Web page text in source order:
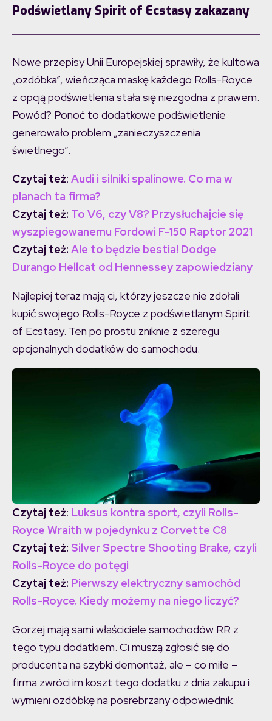
Podświetlany Spirit of Ecstasy zakazany
Nowe przepisy Unii Europejskiej sprawiły, że kultowa
„ozdóbka”, wieńcząca maskę każdego Rolls-Royce
z opcją podświetlenia stała się niezgodna z prawem.
Powód? Ponoć to dodatkowe podświetlenie
generowało problem „zanieczyszczenia
świetlnego”.
Czytaj też: Audi i silniki spalinowe. Co ma w
planach ta firma?
Czytaj też: To V6, czy V8? Przysłuchajcie się
wyszpiegowanemu Fordowi F-150 Raptor 2021
Czytaj też: Ale to będzie bestia! Dodge
Durango Hellcat od Hennessey zapowiedziany
Najlepiej teraz mają ci, którzy jeszcze nie zdołali
kupić swojego Rolls-Royce z podświetlanym Spirit
of Ecstasy. Ten po prostu zniknie z szeregu
opcjonalnych dodatków do samochodu.
Czytaj też: Luksus kontra sport, czyli Rolls-
Royce Wraith w pojedynku z Corvette C8
Czytaj też: Silver Spectre Shooting Brake, czyli
Rolls-Royce do potęgi
Czytaj też: Pierwszy elektryczny samochód
Rolls-Royce. Kiedy możemy na niego liczyć?
Gorzej mają sami właściciele samochodów RR z
tego typu dodatkiem. Ci muszą zgłosić się do
producenta na szybki demontaż, ale – co miłe –
firma zwróci im koszt tego dodatku z dnia zakupu i
wymieni ozdóbkę na posrebrzany odpowiednik.